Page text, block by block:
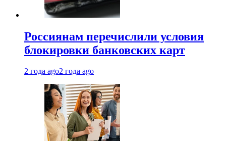
Россиянам перечислили условия
блокировки банковских карт
2 года ago2 года ago